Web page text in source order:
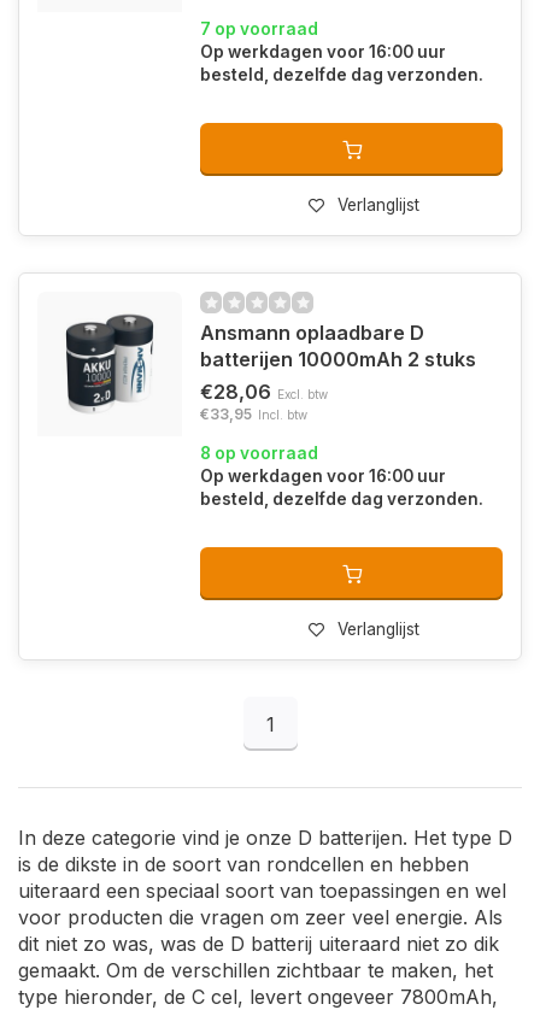
7 op voorraad
Op werkdagen voor 16:00 uur
besteld, dezelfde dag verzonden.
Verlanglijst
Ansmann oplaadbare D
batterijen 10000mAh 2 stuks
€28,06 Excl. btw
€33,95 Incl. btw
8 op voorraad
Op werkdagen voor 16:00 uur
besteld, dezelfde dag verzonden.
Verlanglijst
1
In deze categorie vind je onze D batterijen. Het type D
is de dikste in de soort van rondcellen en hebben
uiteraard een speciaal soort van toepassingen en wel
voor producten die vragen om zeer veel energie. Als
dit niet zo was, was de D batterij uiteraard niet zo dik
gemaakt. Om de verschillen zichtbaar te maken, het
type hieronder, de C cel, levert ongeveer 7800mAh,